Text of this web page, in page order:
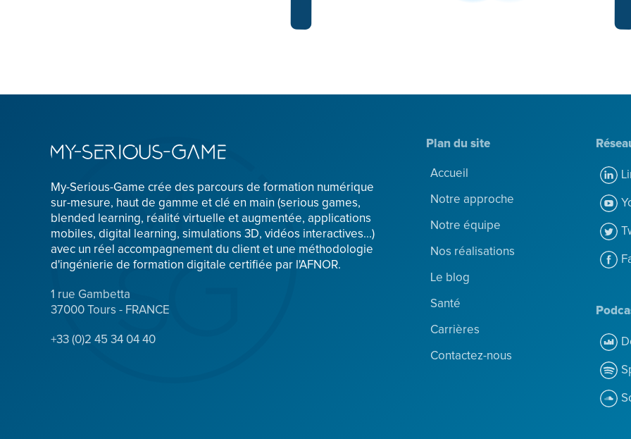
My-Serious-Game crée des parcours de formation numérique
sur-mesure, haut de gamme et clé en main (serious games,
blended learning, réalité virtuelle et augmentée, applications
mobiles, digital learning, simulations 3D, vidéos interactives...)
avec un réel accompagnement du client et une méthodologie
d'ingénierie de formation digitale certifiée par l'AFNOR.
1 rue Gambetta
37000 Tours - FRANCE
+33 (0)2 45 34 04 40
Plan du site
Accueil
Notre approche
Notre équipe
Nos réalisations
Le blog
Santé
Carrières
Contactez-nous